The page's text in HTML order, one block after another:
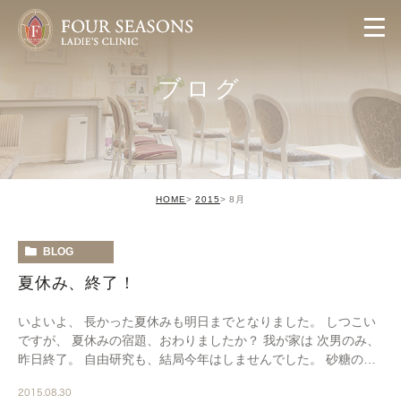
ブログ
HOME 2015 8月
BLOG
夏休み、終了！
いよいよ、 長かった夏休みも明日までとなりました。 しつこい
ですが、 夏休みの宿題、おわりましたか？ 我が家は 次男のみ、
昨日終了。 自由研究も、結局今年はしませんでした。 砂糖の結
2015.08.30